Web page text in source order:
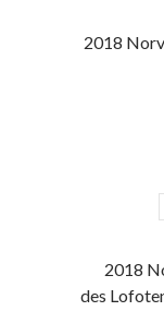
2018
2018
des